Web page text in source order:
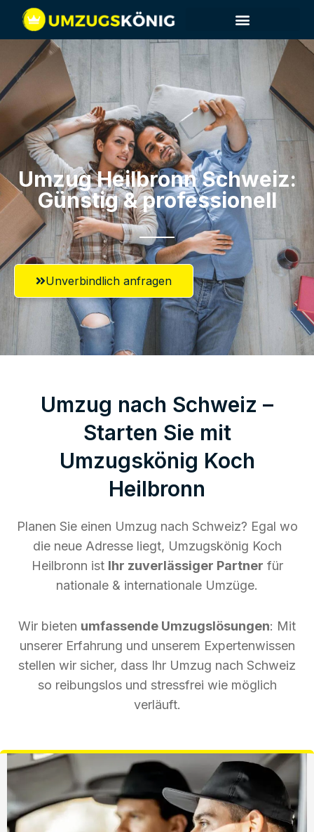
Umzug Heilbronn​ Schweiz:
Günstig & professionell​
Unverbindlich anfragen
Umzug nach Schweiz –
Starten Sie mit
Umzugskönig Koch
Heilbronn
Planen Sie einen Umzug nach Schweiz? Egal wo
die neue Adresse liegt, Umzugskönig Koch
Heilbronn ist Ihr zuverlässiger Partner für
nationale & internationale Umzüge.
Wir bieten umfassende Umzugslösungen: Mit
unserer Erfahrung und unserem Expertenwissen
stellen wir sicher, dass Ihr Umzug nach Schweiz
so reibungslos und stressfrei wie möglich
verläuft.